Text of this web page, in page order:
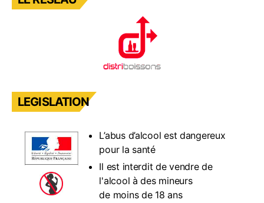
LEGISLATION
L’abus d’alcool est dangereux
pour la santé
Il est interdit de vendre de
l'alcool à des mineurs
de moins de 18 ans